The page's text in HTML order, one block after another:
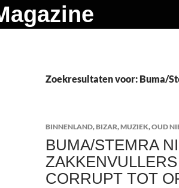
Zoekresultaten voor: Buma/
BINNENLAND,BIZAR,MUZIEK,OUD
BUMA/STEMRA
CORRUPT TOT